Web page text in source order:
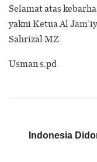
Selamat atas
yakni Ketua Al
Sahrizal MZ.
Usman s.pd
Indonesia